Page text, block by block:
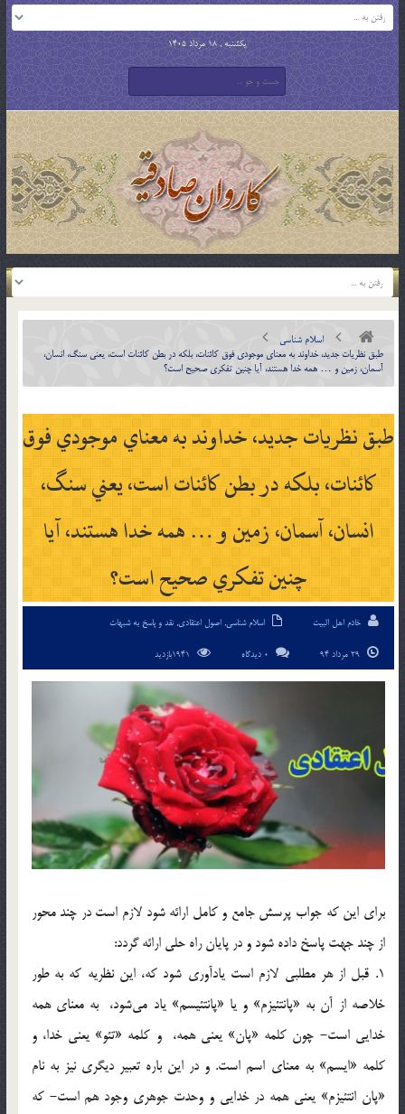
یکشنبه , 18 مرداد 1405
اسلام شناسی
طبق نظريات جديد، خداوند به معناي موجودي فوق كائنات، بلكه در بطن كائنات است، يعني سنگ، انسان،
آسمان، زمين و … همه خدا هستند، آيا چنين تفكري صحيح است؟
طبق نظريات جديد، خداوند به معناي موجودي فوق
كائنات، بلكه در بطن كائنات است، يعني سنگ،
انسان، آسمان، زمين و … همه خدا هستند، آيا
چنين تفكري صحيح است؟
خادم اهل البیت اسلام شناسی, اصول اعتقادی, نقد و پاسخ به شبهات
0 دیدگاه
براي اين كه جواب پرسش جامع و كامل ارائه شود لازم است در چند محور
از چند جهت پاسخ داده شود و در پايان راه حلی ارائه گردد:
1. قبل از هر مطلبي لازم است يادآوري شود كه، اين نظريه كه به طور
خلاصه از آن به «پانتئيزم» و يا «پانتئيسم» ياد مي‌شود، به معناي همه
خدايي است- چون كلمه «پان» يعني همه، و كلمه «تئو» يعني خدا، و
كلمه «ايسم» به معناي اسم است. و در اين باره تعبير ديگري نيز به نام
«پان انتئيزم» يعني همه در خدايي و وحدت جوهري وجود هم است- که